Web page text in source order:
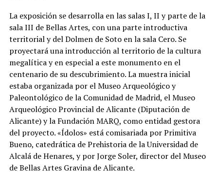
La exposición se desarrolla en las salas I, II y parte de la
sala III de Bellas Artes, con una parte introductiva
territorial y del Dolmen de Soto en la sala Cero. Se
proyectará una introducción al territorio de la cultura
megalítica y en especial a este monumento en el
centenario de su descubrimiento. La muestra inicial
estaba organizada por el Museo Arqueológico y
Paleontológico de la Comunidad de Madrid, el Museo
Arqueológico Provincial de Alicante (Diputación de
Alicante) y la Fundación MARQ, como entidad gestora
del proyecto. «Ídolos» está comisariada por Primitiva
Bueno, catedrática de Prehistoria de la Universidad de
Alcalá de Henares, y por Jorge Soler, director del Museo
de Bellas Artes Gravina de Alicante.